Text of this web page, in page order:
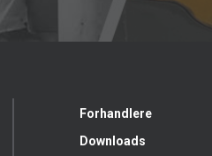
Forhandlere
Downloads